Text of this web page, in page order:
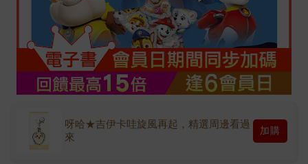
呀哈★吉伊卡哇旋風再起，精選周邊看過
來
加購